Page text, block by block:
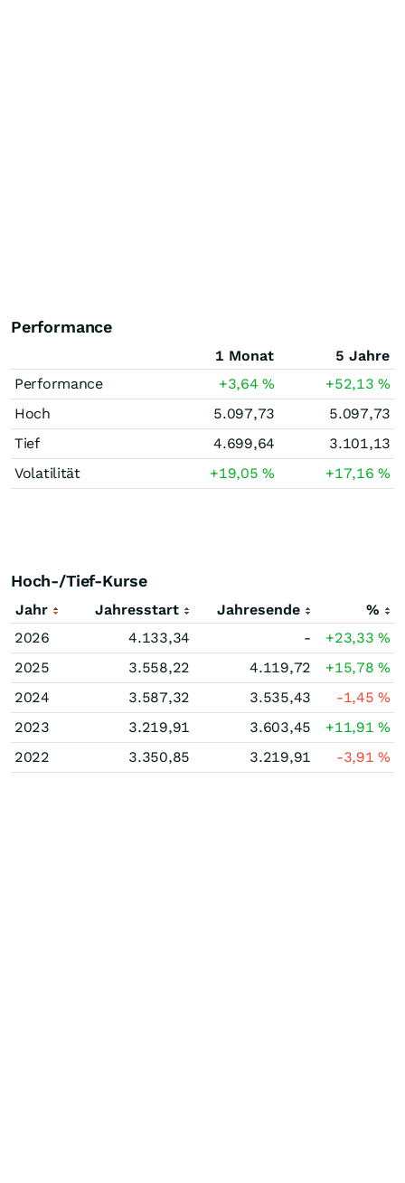
Performance
1 Monat
5 Jahre
Performance
+3,64% +52,13%
Hoch
5.097,73
5.097,73
Tief
4.699,64
3.101,13
Volatilität
+19,05% +17,16%
Hoch-/Tief-Kurse
Jahr Jahresstart Jahresende
%
2026
4.133,34 - +23,33%
2025
3.558,22 4.119,72 +15,78%
2024
3.587,32 3.535,43 -1,45%
2023
3.219,91 3.603,45 +11,91%
2022
3.350,85 3.219,91 -3,91%